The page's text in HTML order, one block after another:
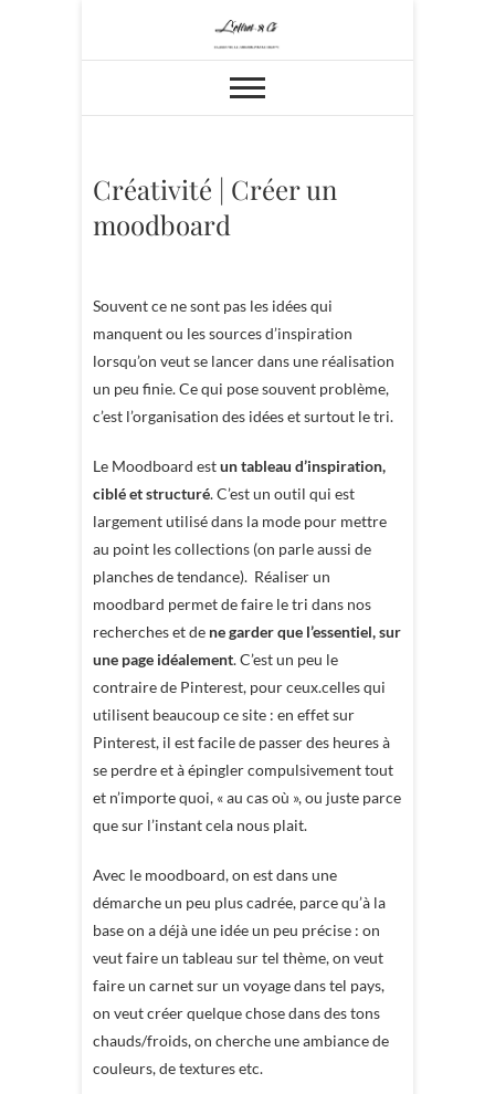
Créativité | Créer un
moodboard
Souvent ce ne sont pas les idées qui
manquent ou les sources d’inspiration
lorsqu’on veut se lancer dans une réalisation
un peu finie. Ce qui pose souvent problème,
c’est l’organisation des idées et surtout le tri.
Le Moodboard estun tableau d’inspiration,
ciblé et structuré. C’est un outil qui est
largement utilisé dans la mode pour mettre
au point les collections (on parle aussi de
planches de tendance). Réaliser un
moodbard permet de faire le tri dans nos
recherches et de ne garder que l’essentiel, sur
une page idéalement. C’est un peu le
contraire de Pinterest, pour ceux.celles qui
utilisent beaucoup ce site : en effet sur
Pinterest, il est facile de passer des heures à
se perdre et à épingler compulsivement tout
et n’importe quoi, « au cas où », ou juste parce
que sur l’instant cela nous plait.
Avec le moodboard, on est dans une
démarche un peu plus cadrée, parce qu’à la
base on a déjà une idée un peu précise : on
veut faire un tableau sur tel thème, on veut
faire un carnet sur un voyage dans tel pays,
on veut créer quelque chose dans des tons
chauds/froids, on cherche une ambiance de
couleurs, de textures etc.